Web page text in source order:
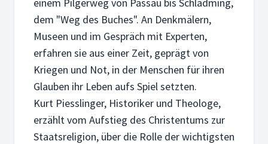
dem "Weg des Buches". An Denkmälern,
Museen und im Gespräch mit Experten,
erfahren sie aus einer Zeit, geprägt von
Kriegen und Not, in der Menschen für ihren
Glauben ihr Leben aufs Spiel setzten.
Kurt Piesslinger, Historiker und Theologe,
erzählt vom Aufstieg des Christentums zur
Staatsreligion, über die Rolle der wichtigsten